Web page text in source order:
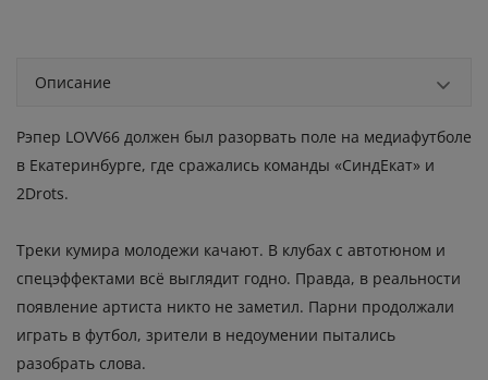
Описание
Рэпер LOVV66 должен был разорвать поле на медиафутболе
в Екатеринбурге, где сражались команды «СиндЕкат» и
2Drots.
Треки кумира молодежи качают. В клубах с автотюном и
спецэффектами всё выглядит годно. Правда, в реальности
появление артиста никто не заметил. Парни продолжали
играть в футбол, зрители в недоумении пытались
разобрать слова.